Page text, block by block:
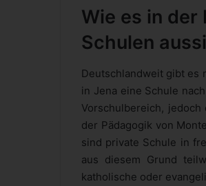
Wie es in der
Schulen
Deutschlandweit gibt es
in Jena eine Schule
Vorschulbereich,
der Pädagogik von
sind private Schule in
aus diesem Grund
katholische oder